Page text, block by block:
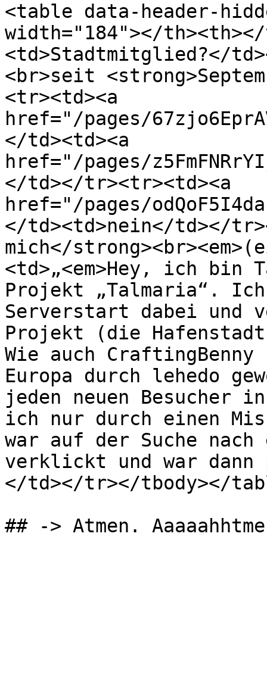
<table data-header-
width="184"></
<td>Stadtmitglied?</
<br>seit
<tr><td><a
href="/pages/
</td><td><a
href="/pages/
</td></tr><tr><td><a
href="/pages/
</td><td>nein</td></
mich</
<td>„<em>Hey, ich bin
Projekt „Talmaria“.
Serverstart dabei und
Projekt (die
Wie auch
Europa durch lehedo
jeden neuen Besucher
ich nur durch einen
war auf der Suche nach
verklickt und war
</td></tr></tbody></